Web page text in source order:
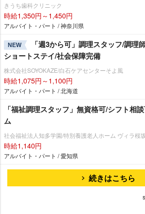
きうち歯科クリニック
時給1,350円～1,450円
アルバイト・パート / 神奈川県
NEW
「週3から可」調理スタッフ/調理
ショートステイ/社会保障完備
株式会社SOYOKAZE/白石ケアセンターそよ風
時給1,075円～1,100円
アルバイト・パート / 北海道
「福祉調理スタッフ」無資格可/シフト相
ム
社会福祉法人知多学園/特別養護老人ホーム ヴィラ桜
時給1,140円
アルバイト・パート / 愛知県
続きはこちら